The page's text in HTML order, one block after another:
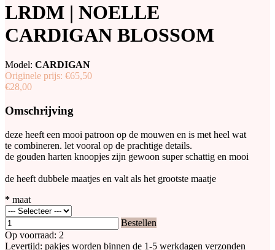
LRDM | NOELLE
CARDIGAN BLOSSOM
Model: CARDIGAN
Originele prijs: €65,50
€28,00
Omschrijving
deze heeft een mooi patroon op de mouwen en is met heel wat
te combineren. let vooral op de prachtige details.
de gouden harten knoopjes zijn gewoon super schattig en mooi
de heeft dubbele maatjes en valt als het grootste maatje
* maat
Bestellen
Op voorraad: 2
Levertijd: pakjes worden binnen de 1-5 werkdagen verzonden